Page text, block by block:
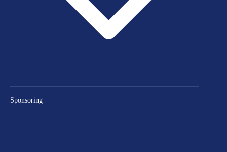
Sponsoring